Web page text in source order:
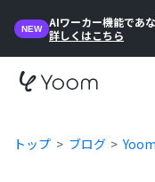
NEW
AIワーカー機能であ
詳しくはこちら
トップ ブログ